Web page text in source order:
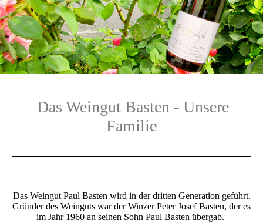
Das Weingut Basten - Unsere
Familie
Das Weingut Paul Basten wird in der dritten Generation geführt.
Gründer des Weinguts war der Winzer Peter Josef Basten, der es
im Jahr 1960 an seinen Sohn Paul Basten übergab.